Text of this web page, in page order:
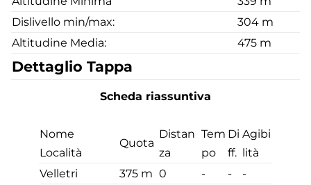
Dislivello min/max:
304 m
Altitudine Media:
475 m
Dettaglio Tappa
Scheda riassuntiva
Nome
Località
Quota
Distan
za
Tem
po
Di
ff.
Agibi
lità
Velletri
375 m 0 - -
-